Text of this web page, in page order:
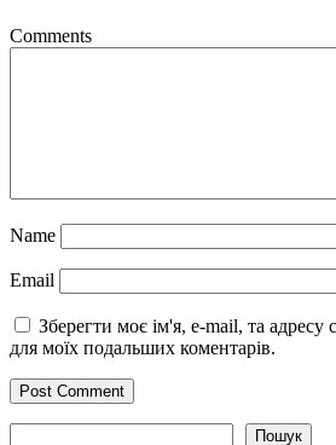
Comments
Name
Email
Зберегти моє ім'я, e-mail, та адресу
для моїх подальших коментарів.
Пошук